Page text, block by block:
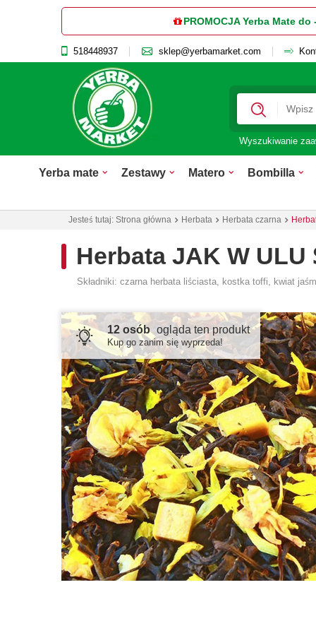
PROMOCJA Yerba Mate do
518448937 sklep@yerbamarket.com
Wyszukiwanie
Yerba mate Zestawy Matero Bombilla
Jesteś tutaj: Strona główna Herbata Herbata czarna
Herbata JAK W
Składniki: czarna herbata liściasta, kostka toffi, kwiat
12 osób ogląda ten produkt
Kup go zanim się wyprzeda!